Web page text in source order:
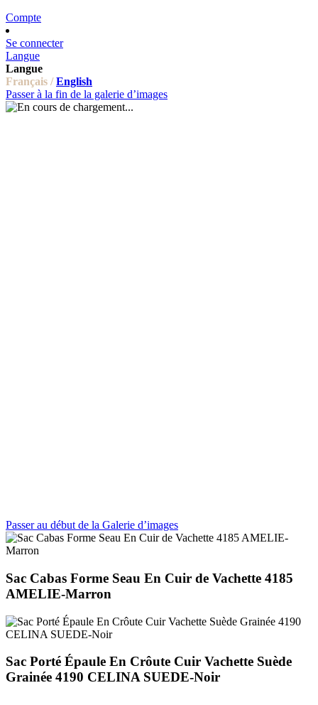
Compte
Se connecter
Langue
Langue
Français / English
Passer à la fin de la galerie d’images
Passer au début de la Galerie d’images
Sac Cabas Forme Seau En Cuir de Vachette 4185
AMELIE-Marron
Sac Porté Épaule En Crôute Cuir Vachette Suède
Grainée 4190 CELINA SUEDE-Noir